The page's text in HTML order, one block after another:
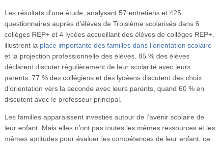
Les résultats d’une étude, analysant 57 entretiens et 425
questionnaires auprès d’élèves de Troisième scolarisés dans 6
collèges REP+ et 4 lycées accueillant des élèves de collèges REP+,
illustrent la place importante des familles dans l’orientation scolaire
et la projection professionnelle des élèves. 85 % des élèves
déclarent discuter régulièrement de leur scolarité avec leurs
parents. 77 % des collégiens et des lycéens discutent des choix
d’orientation vers la seconde avec leurs parents, quand 60 % en
discutent avec le professeur principal.
Les familles apparaissent investies autour de l’avenir scolaire de
leur enfant. Mais elles n’ont pas toutes les mêmes ressources et les
mêmes aptitudes pour évaluer les compétences de leur enfant, ce